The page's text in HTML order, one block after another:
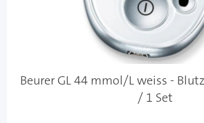
Beurer GL 44 mmol/L weiss -
/ 1 Set